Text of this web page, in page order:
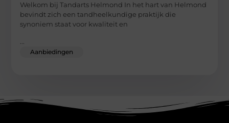
Welkom bij Tandarts Helmond In het hart van Helmond
bevindt zich een tandheelkundige praktijk die
synoniem staat voor kwaliteit en
Aanbiedingen